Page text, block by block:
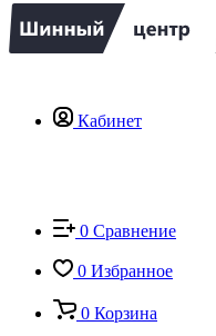
Кабинет
0 Сравнение
0 Избранное
0 Корзина